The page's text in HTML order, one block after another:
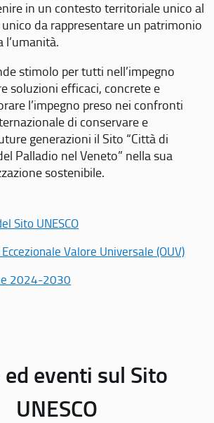
in un contesto territoriale unico al
da rappresentare un patrimonio
stimolo per tutti nell’impegno
soluzioni efficaci, concrete e
l’impegno preso nei confronti
di conservare e
generazioni il Sito “Città di
Palladio nel Veneto” nella sua
sostenibile.
Sito UNESCO
Valore Universale (OUV)
2024-2030
eventi sul Sito
UNESCO